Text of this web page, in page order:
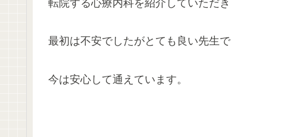
転院する心療内科を紹介していただき
最初は不安でしたがとても良い先生で
今は安心して通えています。